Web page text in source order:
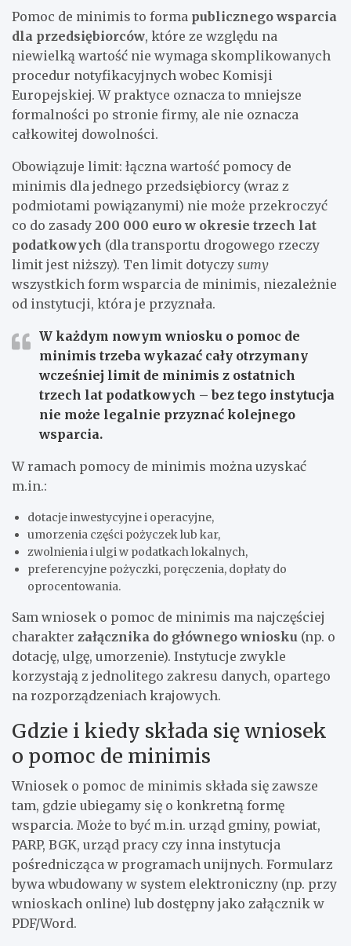
Pomoc de minimis to forma publicznego wsparcia
dla przedsiębiorców, które ze względu na
niewielką wartość nie wymaga skomplikowanych
procedur notyfikacyjnych wobec Komisji
Europejskiej. W praktyce oznacza to mniejsze
formalności po stronie firmy, ale nie oznacza
całkowitej dowolności.
Obowiązuje limit: łączna wartość pomocy de
minimis dla jednego przedsiębiorcy (wraz z
podmiotami powiązanymi) nie może przekroczyć
co do zasady 200 000 euro w okresie trzech lat
podatkowych (dla transportu drogowego rzeczy
limit jest niższy). Ten limit dotyczy sumy
wszystkich form wsparcia de minimis, niezależnie
od instytucji, która je przyznała.
W każdym nowym wniosku o pomoc de
minimis trzeba wykazać cały otrzymany
wcześniej limit de minimis z ostatnich
trzech lat podatkowych – bez tego instytucja
nie może legalnie przyznać kolejnego
wsparcia.
W ramach pomocy de minimis można uzyskać
m.in.:
dotacje inwestycyjne i operacyjne,
umorzenia części pożyczek lub kar,
zwolnienia i ulgi w podatkach lokalnych,
preferencyjne pożyczki, poręczenia, dopłaty do
oprocentowania.
Sam wniosek o pomoc de minimis ma najczęściej
charakter załącznika do głównego wniosku (np. o
dotację, ulgę, umorzenie). Instytucje zwykle
korzystają z jednolitego zakresu danych, opartego
na rozporządzeniach krajowych.
Gdzie i kiedy składa się wniosek
o pomoc de minimis
Wniosek o pomoc de minimis składa się zawsze
tam, gdzie ubiegamy się o konkretną formę
wsparcia. Może to być m.in. urząd gminy, powiat,
PARP, BGK, urząd pracy czy inna instytucja
pośrednicząca w programach unijnych. Formularz
bywa wbudowany w system elektroniczny (np. przy
wnioskach online) lub dostępny jako załącznik w
PDF/Word.